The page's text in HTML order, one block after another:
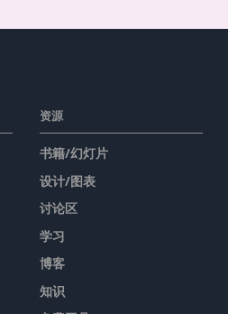
资源
书籍/幻灯片
设计/图表
讨论区
学习
博客
知识